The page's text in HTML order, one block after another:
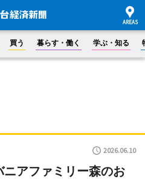
買う 暮らす・働く 学ぶ・知る
2026.06.10
アファミリー森のお